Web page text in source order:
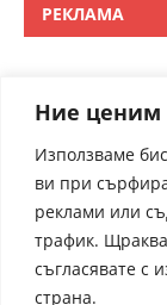
Ние ценим
Използваме
ви при
реклами или
трафик.
съгласявате с
страна.
РЕКЛАМА